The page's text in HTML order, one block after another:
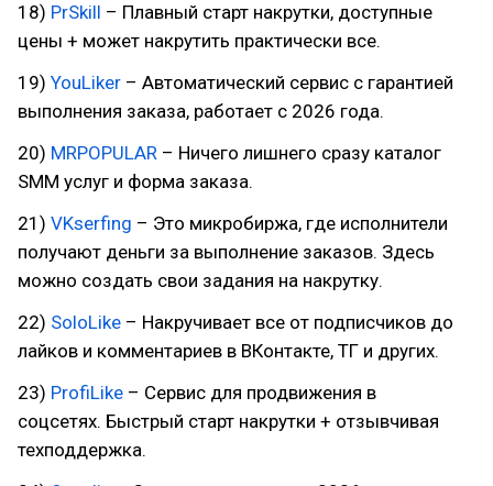
18) PrSkill – Плавный старт накрутки, доступные
цены + может накрутить практически все.
19) YouLiker – Автоматический сервис с гарантией
выполнения заказа, работает с 2026 года.
20) MRPOPULAR – Ничего лишнего сразу каталог
SMM услуг и форма заказа.
21) VKserfing – Это микробиржа, где исполнители
получают деньги за выполнение заказов. Здесь
можно создать свои задания на накрутку.
22) SoloLike – Накручивает все от подписчиков до
лайков и комментариев в ВКонтакте, ТГ и других.
23) ProfiLike – Сервис для продвижения в
соцсетях. Быстрый старт накрутки + отзывчивая
техподдержка.